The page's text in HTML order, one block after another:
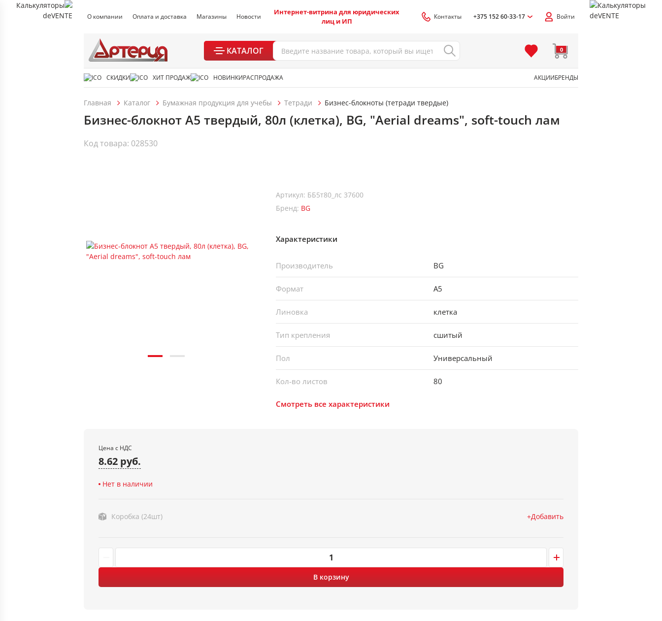
О компании Оплата и доставка Магазины Новости
Интернет-витрина для юридических
лиц и ИП
Контакты +375 152 60-33-17 Войти
КАТАЛОГ 0
СКИДКИ ХИТ ПРОДАЖ НОВИНКИРАСПРОДАЖА АКЦИИБРЕНДЫ
Главная Каталог Бумажная продукция для учебы Тетради Бизнес-блокноты (тетради твердые)
Бизнес-блокнот А5 твердый, 80л (клетка), BG, "Aerial dreams", soft-touch лам
Код товара: 028530
Артикул: ББ5т80_лс 37600
Бренд: BG
Характеристики
Производитель BG
Формат А5
Линовка клетка
Тип крепления сшитый
Пол Универсальный
Кол-во листов 80
Смотреть все характеристики
Цена с НДС
8.62 руб.
Нет в наличии
Коробка (24шт) Добавить
В корзину